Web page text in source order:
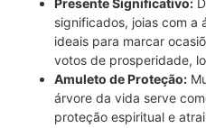
significados, joias com a
ideais para marcar
votos de prosperidade,
Amuleto de Proteção:
árvore da vida serve
proteção espiritual e